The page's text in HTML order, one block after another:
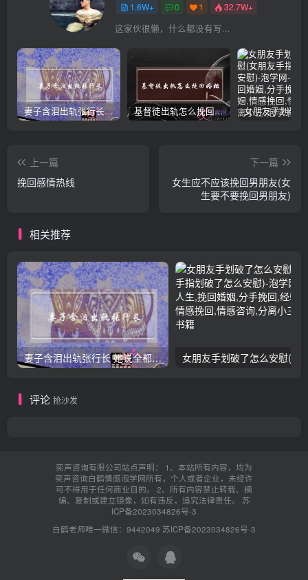
1.6W+ 0 1 32.7W+
这家伙很懒，什么都没有写...
妻子含泪出轨张行长 她说全都是因为家中 基督徒出轨怎么挽回婚姻(基督徒面对出轨婚姻)
上一篇
挽回感情热线
下一篇
女生应不应该挽回男朋友(女
生要不要挽回男朋友)
相关推荐
妻子含泪出轨张行长 她说全都是因为家中
评论 抢沙发
奕声咨询有限公司站点声明： 1、本站所有内容，均为
奕声咨询白鹤情感泡学网所有，个人或者企业，未经许
可不得用于任何商业目的。 2、所有内容禁止转载、摘
编、复制或建立镜像，如有违反，追究法律责任。 苏
ICP备2023034826号-3
白鹤老师唯一微信：9442049 苏ICP备2023034826号-3